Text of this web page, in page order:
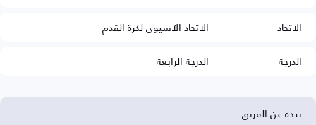
الاتحاد
الاتحاد الآسيوي لكرة القدم
الدرجة
الدرجة الرابعة
نبذة عن الفريق